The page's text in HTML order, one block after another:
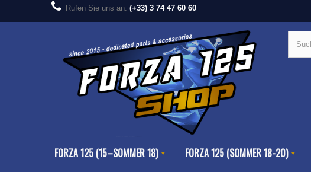
Rufen Sie uns an: (+33) 3 74 47 60 60
FORZA 125 (15–SOMMER 18) FORZA 125 (SOMMER 18-20)